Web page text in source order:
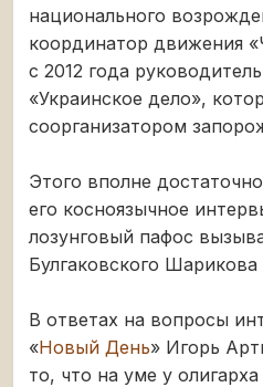
национального
координатор движения
с 2012 года
«Украинское дело»,
соорганизатором
Этого вполне
его косноязычное
лозунговый пафос
Булгаковского
В ответах на вопросы
«Новый День» Игорь
то, что на уме у